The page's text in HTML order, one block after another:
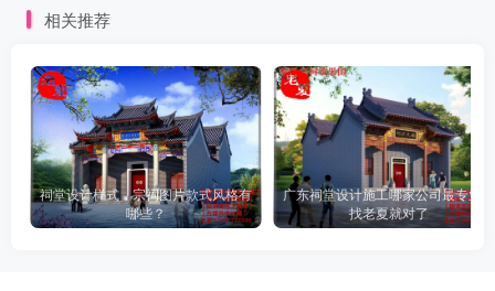
相关推荐
祠堂设计样式，宗祠图片款式风格有
哪些？
广东祠堂设计施工哪家公司最专业？
找老夏就对了